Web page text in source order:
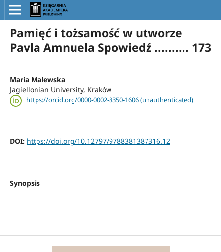
Pamięć i tożsamość w utworze
Pavla Amnuela Spowiedź .......... 173
Maria Malewska
Jagiellonian University, Kraków
https://orcid.org/0000-0002-8350-1606 (unauthenticated)
DOI: https://doi.org/10.12797/9788381387316.12
Synopsis